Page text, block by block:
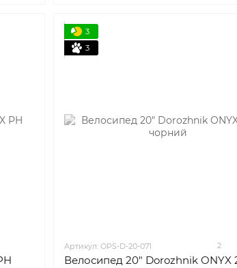
3
3
Артикул: OPS-D-20-071 2
Велосипед 20" Dorozhnik ONYX